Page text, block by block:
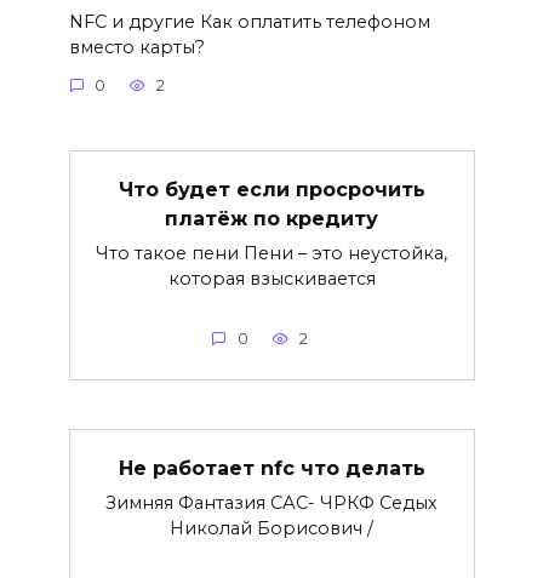
NFC и другие Как оплатить телефоном
вместо карты?
0 2
Что будет если просрочить
платёж по кредиту
Что такое пени Пени – это неустойка,
которая взыскивается
0 2
Не работает nfc что делать
Зимняя Фантазия САС- ЧРКФ Седых
Николай Борисович /